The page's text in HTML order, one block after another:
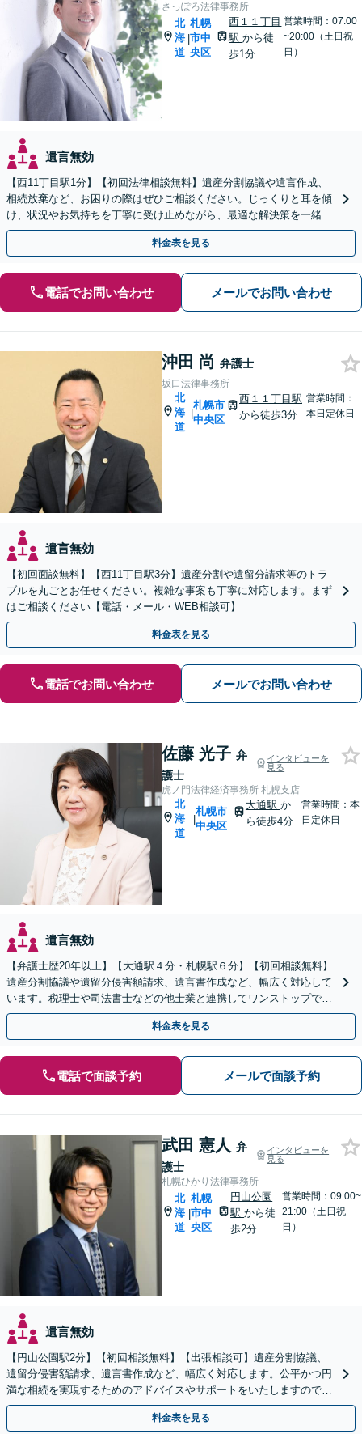
さっぽろ法律事務所
北
海
道
|
札幌
市中
央区
西１１丁目
駅から徒
歩1分
営業時間：07:00
~20:00（土日祝
日）
遺言無効
【西11丁目駅1分】【初回法律相談無料】遺産分割協議や遺言作成、
相続放棄など、お困りの際はぜひご相談ください。じっくりと耳を傾
け、状況やお気持ちを丁寧に受け止めながら、最適な解決策を一緒に
考えてまいります。【電話・メール・WEB相談可】
料金表を見る
電話でお問い合わせ メールでお問い合わせ
沖田 尚 弁護士
坂口法律事務所
北
海
道
|
札幌市
中央区
西１１丁目駅
から徒歩3分
営業時間：
本日定休日
遺言無効
【初回面談無料】【西11丁目駅3分】遺産分割や遺留分請求等のトラ
ブルを丸ごとお任せください。複雑な事案も丁寧に対応します。まず
はご相談ください【電話・メール・WEB相談可】
料金表を見る
電話でお問い合わせ メールでお問い合わせ
佐藤 光子 弁
護士
インタビューを
見る
虎ノ門法律経済事務所 札幌支店
北
海
道
|
札幌市
中央区
大通駅 か
ら徒歩4分
営業時間：本
日定休日
遺言無効
【弁護士歴20年以上】【大通駅４分・札幌駅６分】【初回相談無料】
遺産分割協議や遺留分侵害額請求、遺言書作成など、幅広く対応して
います。税理士や司法書士などの他士業と連携してワンストップでの
解決が可能です。ぜひご相談ください。
料金表を見る
電話で面談予約 メールで面談予約
武田 憲人 弁
護士
インタビューを
見る
札幌ひかり法律事務所
北
海
道
|
札幌
市中
央区
円山公園
駅から徒
歩2分
営業時間：09:00~
21:00（土日祝
日）
遺言無効
【円山公園駅2分】【初回相談無料】【出張相談可】遺産分割協議、
遺留分侵害額請求、遺言書作成など、幅広く対応します。公平かつ円
満な相続を実現するためのアドバイスやサポートをいたしますので、
ぜひご相談ください。【電話相談可】【休日・夜間面談可】
料金表を見る